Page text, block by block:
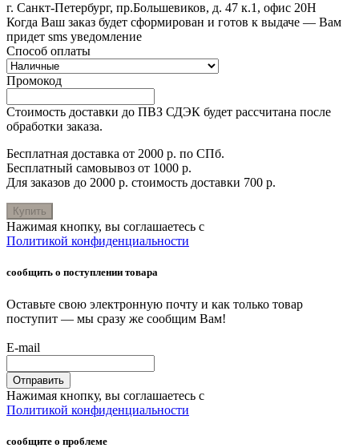
г. Санкт-Петербург, пр.Большевиков, д. 47 к.1, офис 20Н
Когда Ваш заказ будет сформирован и готов к выдаче — Вам
придет sms уведомление
Способ оплаты
Промокод
Стоимость доставки до ПВЗ СДЭК будет рассчитана после
обработки заказа.
Бесплатная доставка от 2000 р. по СПб.
Бесплатный самовывоз от 1000 р.
Для заказов до 2000 р. стоимость доставки 700 р.
Купить
Нажимая кнопку, вы соглашаетесь с
Политикой конфиденциальности
сообщить о поступлении товара
Оставьте свою электронную почту и как только товар
поступит — мы сразу же сообщим Вам!
E-mail
Отправить
Нажимая кнопку, вы соглашаетесь с
Политикой конфиденциальности
сообщите о проблеме